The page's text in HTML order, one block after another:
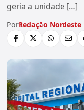
geria a unidade […]
PorRedação Nordeste